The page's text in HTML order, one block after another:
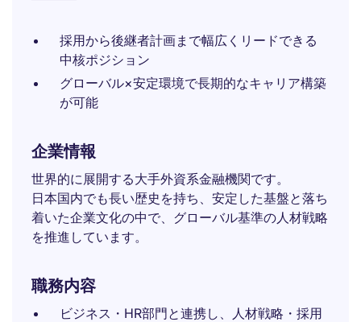
採用から後継者計画まで幅広くリードできる
中核ポジション
グローバル×安定環境で長期的なキャリア構築
が可能
企業情報
世界的に展開する大手外資系金融機関です。
日本国内でも長い歴史を持ち、安定した基盤と落ち
着いた企業文化の中で、グローバル基準の人材戦略
を推進しています。
職務内容
ビジネス・HR部門と連携し、人材戦略・採用